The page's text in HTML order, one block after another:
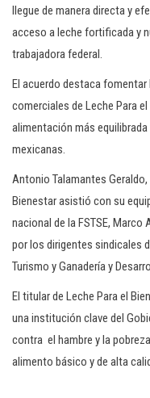
llegue de manera directa y
acceso a leche fortificada y
trabajadora federal.
El acuerdo destaca
comerciales de Leche Para
alimentación más
mexicanas.
Antonio Talamantes
Bienestar asistió con su
nacional de la FSTSE,
por los dirigentes sindicales
Turismo y Ganadería y
El titular de Leche Para el
una institución clave del
contra el hambre y la
alimento básico y de alta